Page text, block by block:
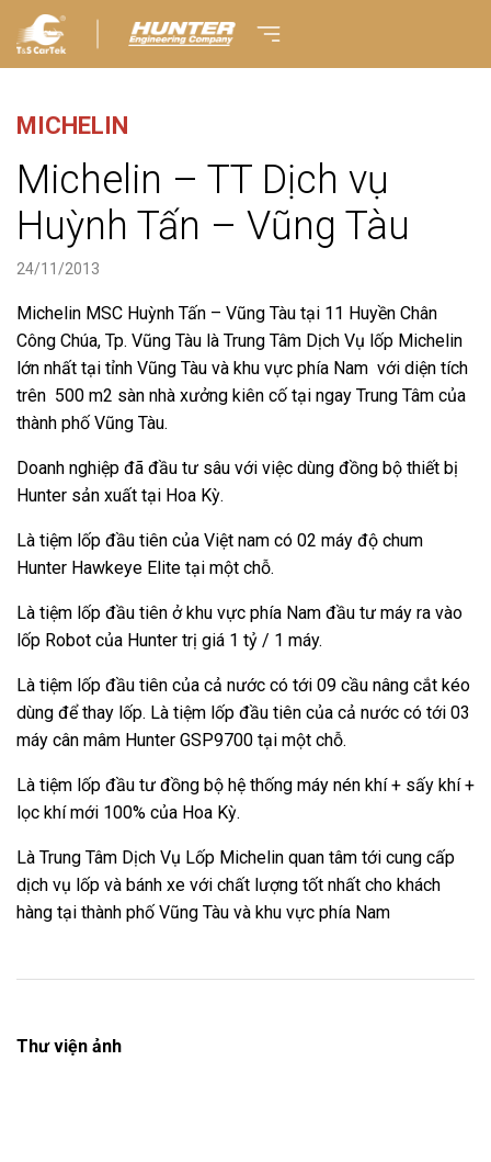
MICHELIN
Michelin – TT Dịch vụ
Huỳnh Tấn – Vũng Tàu
24/11/2013
Michelin MSC Huỳnh Tấn – Vũng Tàu tại 11 Huyền Chân
Công Chúa, Tp. Vũng Tàu là Trung Tâm Dịch Vụ lốp Michelin
lớn nhất tại tỉnh Vũng Tàu và khu vực phía Nam với diện tích
trên 500 m2 sàn nhà xưởng kiên cố tại ngay Trung Tâm của
thành phố Vũng Tàu.
Doanh nghiệp đã đầu tư sâu với việc dùng đồng bộ thiết bị
Hunter sản xuất tại Hoa Kỳ.
Là tiệm lốp đầu tiên của Việt nam có 02 máy độ chum
Hunter Hawkeye Elite tại một chỗ.
Là tiệm lốp đầu tiên ở khu vực phía Nam đầu tư máy ra vào
lốp Robot của Hunter trị giá 1 tỷ / 1 máy.
Là tiệm lốp đầu tiên của cả nước có tới 09 cầu nâng cắt kéo
dùng để thay lốp. Là tiệm lốp đầu tiên của cả nước có tới 03
máy cân mâm Hunter GSP9700 tại một chỗ.
Là tiệm lốp đầu tư đồng bộ hệ thống máy nén khí + sấy khí +
lọc khí mới 100% của Hoa Kỳ.
Là Trung Tâm Dịch Vụ Lốp Michelin quan tâm tới cung cấp
dịch vụ lốp và bánh xe với chất lượng tốt nhất cho khách
hàng tại thành phố Vũng Tàu và khu vực phía Nam
Thư viện ảnh